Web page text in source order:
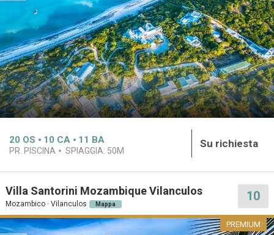
20 OS 10 CA 11 BA
PR. PISCINA SPIAGGIA: 50M
Su richiesta
Villa Santorini Mozambique Vilanculos
Mozambico · Vilanculos Mappa
10
PREMIUM